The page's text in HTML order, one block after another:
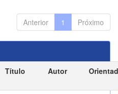
Anterior 1 Próximo
Título Autor